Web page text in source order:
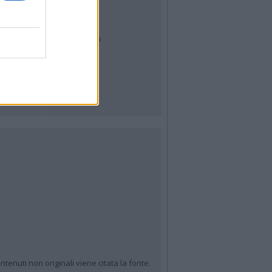
Articoli più letti
non originali viene citata la fonte.